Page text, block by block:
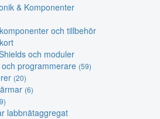
& Komponenter
och tillbehör
och moduler
programmerare (59)
(20)
(6)
labbnätaggregat